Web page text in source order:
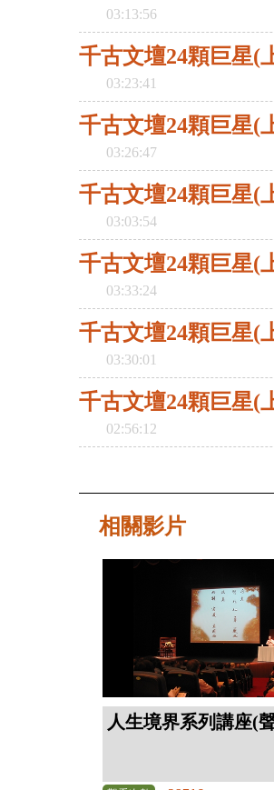
03:13:56
千古文壇24顆巨星(
03:23:41
千古文壇24顆巨星(
03:26:47
千古文壇24顆巨星(
03:03:54
千古文壇24顆巨星(
03:33:24
千古文壇24顆巨星(
03:30:01
千古文壇24顆巨星(
02:56:12
相關影片
人生境界系列講座(